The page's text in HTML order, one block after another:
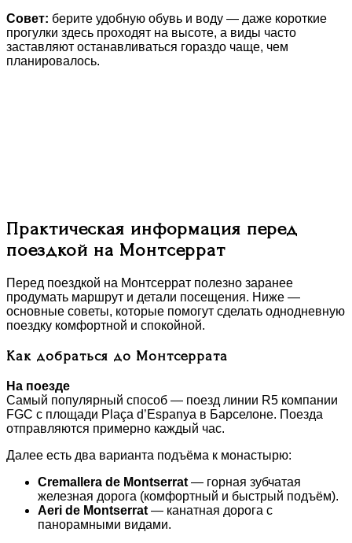
Совет: берите удобную обувь и воду — даже короткие
прогулки здесь проходят на высоте, а виды часто
заставляют останавливаться гораздо чаще, чем
планировалось.
Практическая информация перед
поездкой на Монтсеррат
Перед поездкой на Монтсеррат полезно заранее
продумать маршрут и детали посещения. Ниже —
основные советы, которые помогут сделать однодневную
поездку комфортной и спокойной.
Как добраться до Монтсеррата
На поезде
Самый популярный способ — поезд линии R5 компании
FGC с площади Plaça d’Espanya в Барселоне. Поезда
отправляются примерно каждый час.
Далее есть два варианта подъёма к монастырю:
Cremallera de Montserrat — горная зубчатая
железная дорога (комфортный и быстрый подъём).
Aeri de Montserrat — канатная дорога с
панорамными видами.